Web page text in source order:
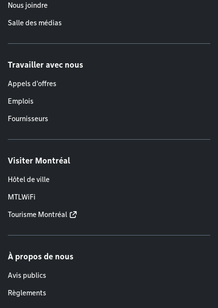
Nous joindre
Salle des médias
Travailler avec nous
Appels d'offres
Emplois
Fournisseurs
Visiter Montréal
Hôtel de ville
MTLWiFi
Tourisme Montréal
À propos de nous
Avis publics
Règlements